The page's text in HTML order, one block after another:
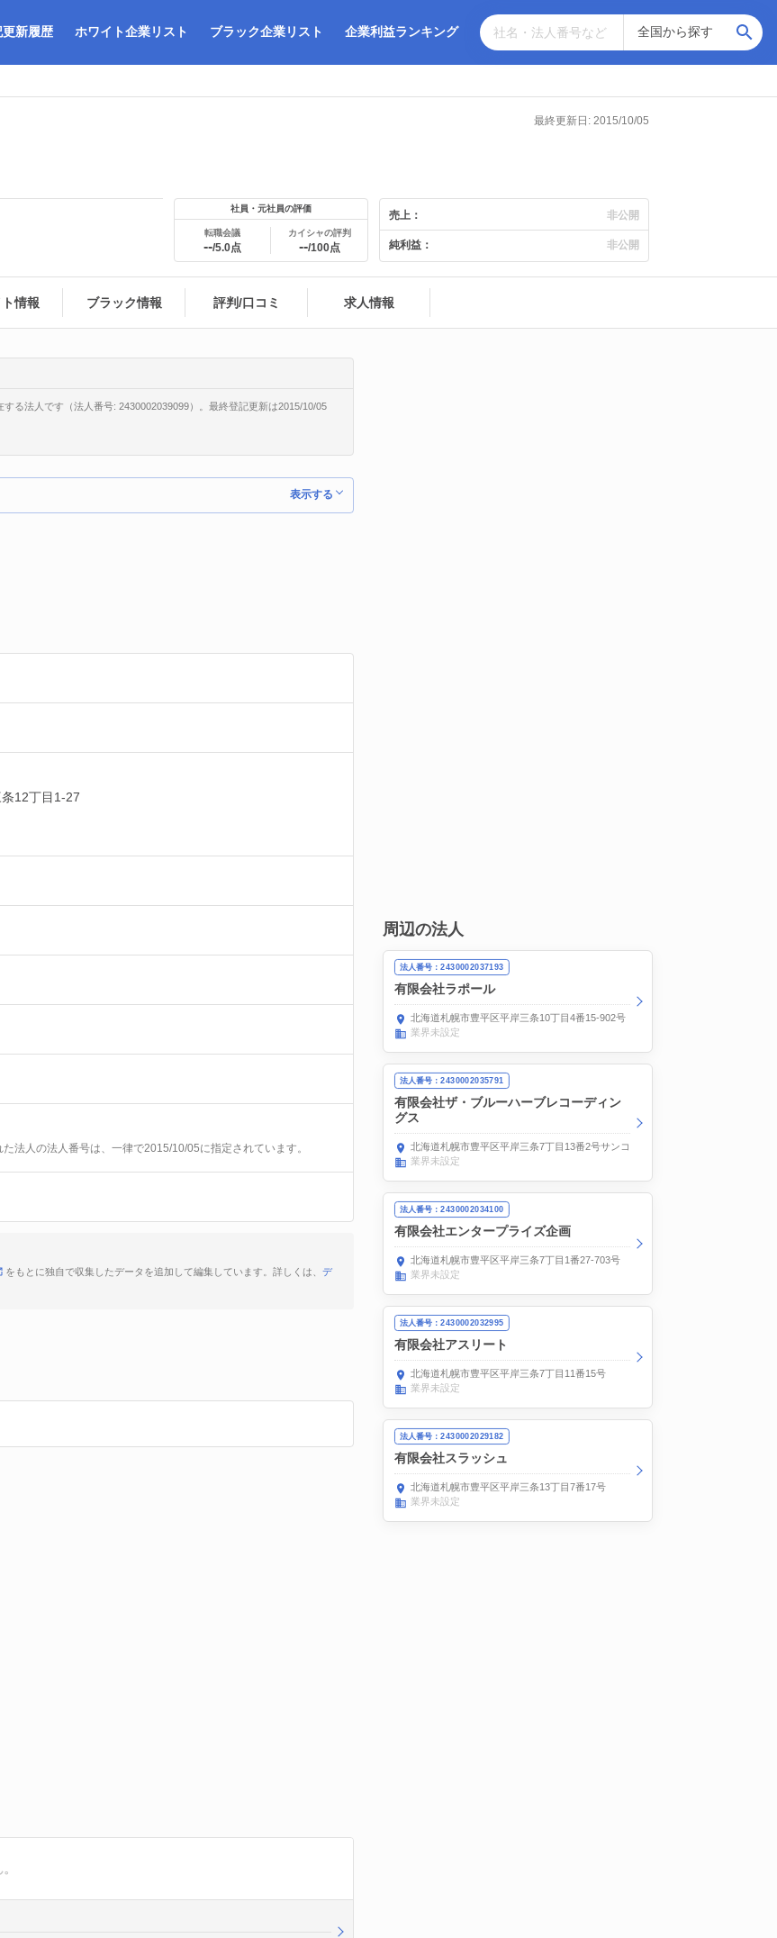
更新履歴 ホワイト企業リスト ブラック企業リスト 企業利益ランキング
最終更新日: 2015/10/05
社員・元社員の評価
転職会議
--/5.0点
カイシャの評判
--/100点
売上： 非公開
純利益： 非公開
情報 ブラック情報 評判/口コミ 求人情報
る法人です（法人番号: 2430002039099）。最終登記更新は2015/10/05
表示する
12丁目1-27
法人の法人番号は、一律で2015/10/05に指定されています。
をもとに独自で収集したデータを追加して編集しています。詳しくは、 デ
周辺の法人
法人番号：2430002037193
有限会社ラポール
北海道札幌市豊平区平岸三条10丁目4番15-902号
業界未設定
法人番号：2430002035791
有限会社ザ・ブルーハーブレコーディン
グス
北海道札幌市豊平区平岸三条7丁目13番2号サンコーポA-3
業界未設定
法人番号：2430002034100
有限会社エンタープライズ企画
北海道札幌市豊平区平岸三条7丁目1番27-703号
業界未設定
法人番号：2430002032995
有限会社アスリート
北海道札幌市豊平区平岸三条7丁目11番15号
業界未設定
法人番号：2430002029182
有限会社スラッシュ
北海道札幌市豊平区平岸三条13丁目7番17号
業界未設定